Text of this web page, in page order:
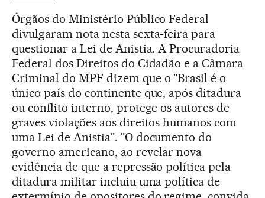
Órgãos do Ministério Público Federal
divulgaram nota nesta sexta-feira para
questionar a Lei de Anistia. A Procuradoria
Federal dos Direitos do Cidadão e a Câmara
Criminal do MPF dizem que o "Brasil é o
único país do continente que, após ditadura
ou conflito interno, protege os autores de
graves violações aos direitos humanos com
uma Lei de Anistia". "O documento do
governo americano, ao revelar nova
evidência de que a repressão política pela
ditadura militar incluiu uma política de